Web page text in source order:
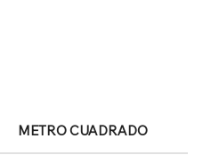
METRO CUADRADO